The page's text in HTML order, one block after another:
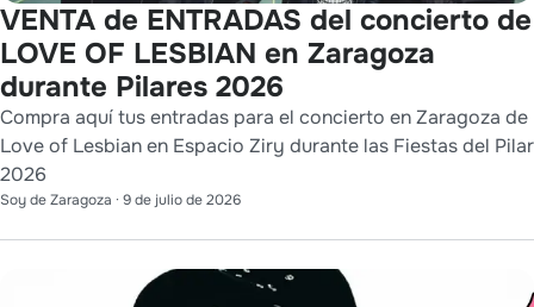
VENTA de ENTRADAS del concierto de
LOVE OF LESBIAN en Zaragoza
durante Pilares 2026
Compra aquí tus entradas para el concierto en Zaragoza de
Love of Lesbian en Espacio Ziry durante las Fiestas del Pilar
2026
Soy de Zaragoza · 9 de julio de 2026